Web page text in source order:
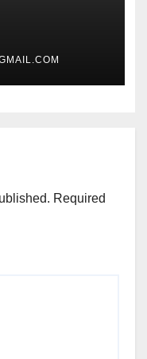
Required